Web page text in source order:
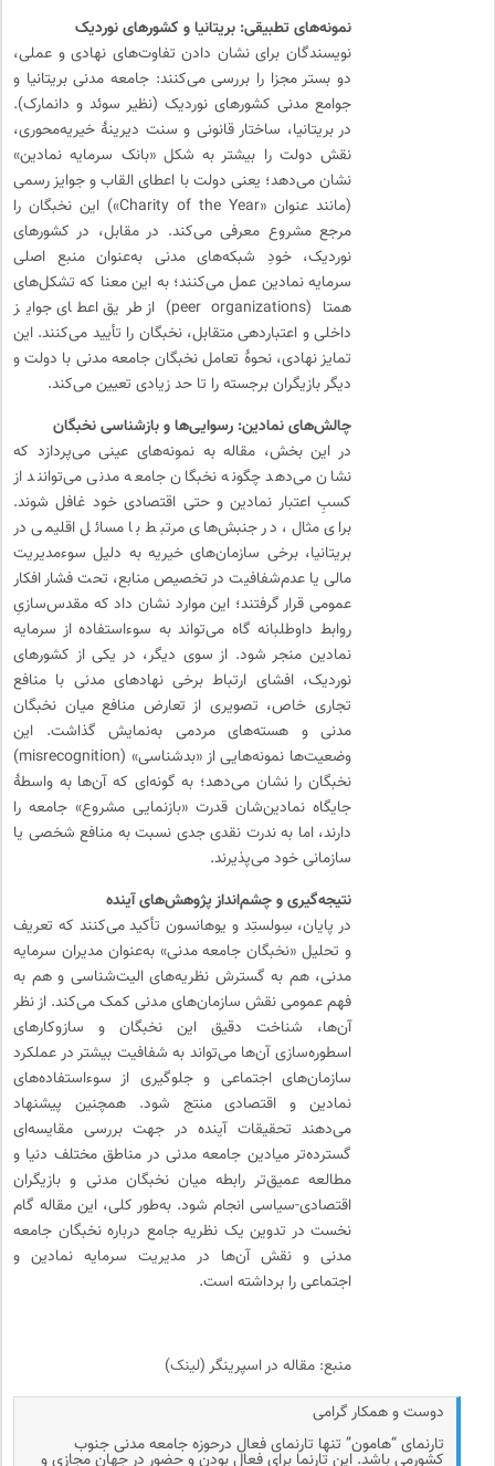
نمونه‌های تطبیقی: بریتانیا و کشورهای نوردیک
نویسندگان برای نشان دادن تفاوت‌های نهادی و عملی،
دو بستر مجزا را بررسی می‌کنند: جامعه مدنی بریتانیا و
جوامع مدنی کشورهای نوردیک (نظیر سوئد و دانمارک).
در بریتانیا، ساختار قانونی و سنت دیرینهٔ خیریه‌محوری،
نقش دولت را بیشتر به شکل «بانک سرمایه نمادین»
نشان می‌دهد؛ یعنی دولت با اعطای القاب و جوایز رسمی
(مانند عنوان «Charity of the Year») این نخبگان را
مرجع مشروع معرفی می‌کند. در مقابل، در کشورهای
نوردیک، خودِ شبکه‌های مدنی به‌عنوان منبع اصلی
سرمایه نمادین عمل می‌کنند؛ به این معنا که تشکل‌های
همتا (peer organizations) از طریق اعطای جوایز
داخلی و اعتباردهی متقابل، نخبگان را تأیید می‌کنند. این
تمایز نهادی، نحوهٔ تعامل نخبگان جامعه مدنی با دولت و
دیگر بازیگران برجسته را تا حد زیادی تعیین می‌کند.
چالش‌های نمادین: رسوایی‌ها و بازشناسی نخبگان
در این بخش، مقاله به نمونه‌های عینی می‌پردازد که
نشان می‌دهد چگونه نخبگان جامعه مدنی می‌توانند از
کسبِ اعتبار نمادین و حتی اقتصادی خود غافل شوند.
برای مثال، در جنبش‌های مرتبط با مسائل اقلیمی در
بریتانیا، برخی سازمان‌های خیریه به دلیل سوء‌مدیریت
مالی یا عدم‌شفافیت در تخصیص منابع، تحت فشار افکار
عمومی قرار گرفتند؛ این موارد نشان داد که مقدس‌سازیِ
روابط داوطلبانه گاه می‌تواند به سوءاستفاده از سرمایه
نمادین منجر شود. از سوی دیگر، در یکی از کشورهای
نوردیک، افشای ارتباط برخی نهادهای مدنی با منافع
تجاری خاص، تصویری از تعارض منافع میان نخبگان
مدنی و هسته‌های مردمی به‌نمایش گذاشت. این
وضعیت‌ها نمونه‌هایی از «بدشناسی» (misrecognition)
نخبگان را نشان می‌دهد؛ به گونه‌ای که آن‌ها به واسطهٔ
جایگاه نمادین‌شان قدرت «بازنمایی مشروع» جامعه را
دارند، اما به ندرت نقدی جدی نسبت به منافع شخصی یا
سازمانی خود می‌پذیرند.
نتیجه‌گیری و چشم‌انداز پژوهش‌های آینده
در پایان، سِولستِد و یوهانسون تأکید می‌کنند که تعریف
و تحلیل «نخبگان جامعه مدنی» به‌عنوان مدیران سرمایه
مدنی، هم به گسترش نظریه‌های الیت‌شناسی و هم به
فهم عمومی نقش سازمان‌های مدنی کمک می‌کند. از نظر
آن‌ها، شناخت دقیق این نخبگان و سازوکارهای
اسطوره‌سازی آن‌ها می‌تواند به شفافیت بیشتر در عملکرد
سازمان‌های اجتماعی و جلوگیری از سوءاستفاده‌های
نمادین و اقتصادی منتج شود. همچنین پیشنهاد
می‌دهند تحقیقات آینده در جهت بررسی مقایسه‌ای
گسترده‌تر میادین جامعه مدنی در مناطق مختلف دنیا و
مطالعه عمیق‌تر رابطه میان نخبگان مدنی و بازیگران
اقتصادی-سیاسی انجام شود. به‌طور کلی، این مقاله گام
نخست در تدوین یک نظریه جامع درباره نخبگان جامعه
مدنی و نقش آن‌ها در مدیریت سرمایه نمادین و
اجتماعی را برداشته است.
منبع: مقاله در اسپرینگر (لینک)
دوست و همکار گرامی
تارنمای “هامون” تنها تارنمای فعال درحوزه جامعه مدنی جنوب
کشورمی باشد. این تارنما برای فعال بودن و حضور در جهان مجازی و